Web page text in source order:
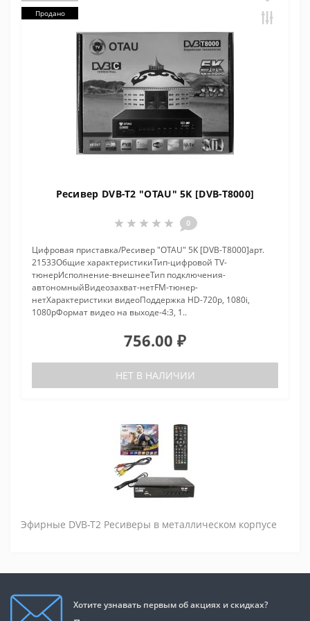
Продано
Ресивер DVB-T2 "OTAU" 5K [DVB-T8000]
0
Цифровая приставка/Ресивер "OTAU" 5K [DVB-T8000]арт.
21533Общие характеристикиТип-цифровой TV-
тюнерИсполнение-внешнееТип подключения-
автономныйВидеозахват-нетFM-тюнер-
нетХарактеристики видеоПоддержка HD-720p, 1080i,
1080pФормат видео на выходе-4:3, 1..
756.00 ₽
НЕТ В НАЛИЧИИ
Эфирные DVB-T2 Ресиверы в металлическом корпусе
Хотите узнавать первым об акциях и скидках?